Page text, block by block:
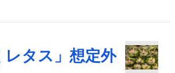
レタス」想定外